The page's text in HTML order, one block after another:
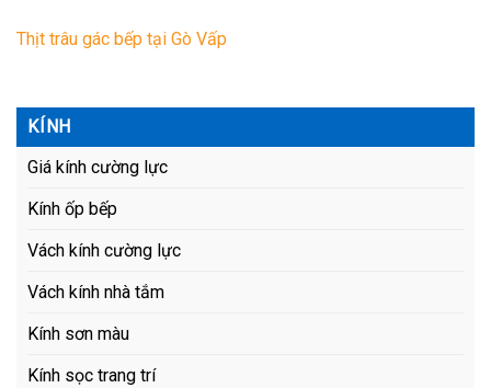
Thịt trâu gác bếp tại Gò Vấp
KÍNH
Giá kính cường lực
Kính ốp bếp
Vách kính cường lực
Vách kính nhà tắm
Kính sơn màu
Kính sọc trang trí